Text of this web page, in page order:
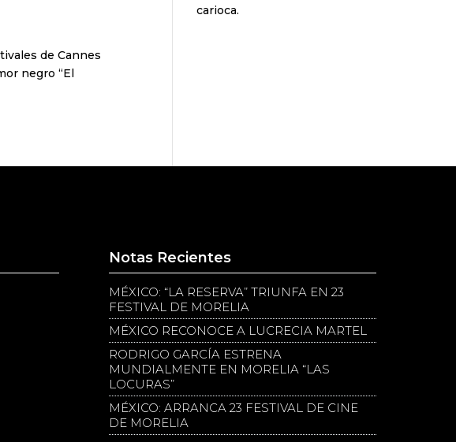
de Cannes
negro “El
carioca.
Notas Recientes
MÉXICO: “LA RESERVA” TRIUNFA EN 23
FESTIVAL DE MORELIA
MÉXICO RECONOCE A LUCRECIA MARTEL
RODRIGO GARCÍA ESTRENA
MUNDIALMENTE EN MORELIA “LAS
LOCURAS”
MÉXICO: ARRANCA 23 FESTIVAL DE CINE
DE MORELIA